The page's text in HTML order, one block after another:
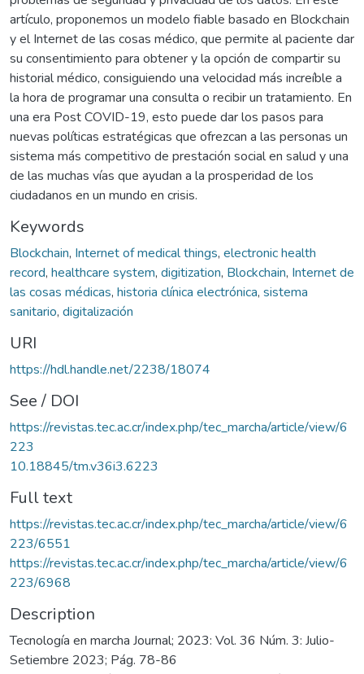
artículo, proponemos un modelo fiable basado en Blockchain
y el Internet de las cosas médico, que permite al paciente dar
su consentimiento para obtener y la opción de compartir su
historial médico, consiguiendo una velocidad más increíble a
la hora de programar una consulta o recibir un tratamiento. En
una era Post COVID-19, esto puede dar los pasos para
nuevas políticas estratégicas que ofrezcan a las personas un
sistema más competitivo de prestación social en salud y una
de las muchas vías que ayudan a la prosperidad de los
ciudadanos en un mundo en crisis.
Keywords
Blockchain, Internet of medical things, electronic health
record, healthcare system, digitization, Blockchain, Internet de
las cosas médicas, historia clínica electrónica, sistema
sanitario, digitalización
URI
https://hdl.handle.net/2238/18074
See / DOI
https://revistas.tec.ac.cr/index.php/tec_marcha/article/view/6
223
10.18845/tm.v36i3.6223
Full text
https://revistas.tec.ac.cr/index.php/tec_marcha/article/view/6
223/6551
https://revistas.tec.ac.cr/index.php/tec_marcha/article/view/6
223/6968
Description
Tecnología en marcha Journal; 2023: Vol. 36 Núm. 3: Julio-
Setiembre 2023; Pág. 78-86